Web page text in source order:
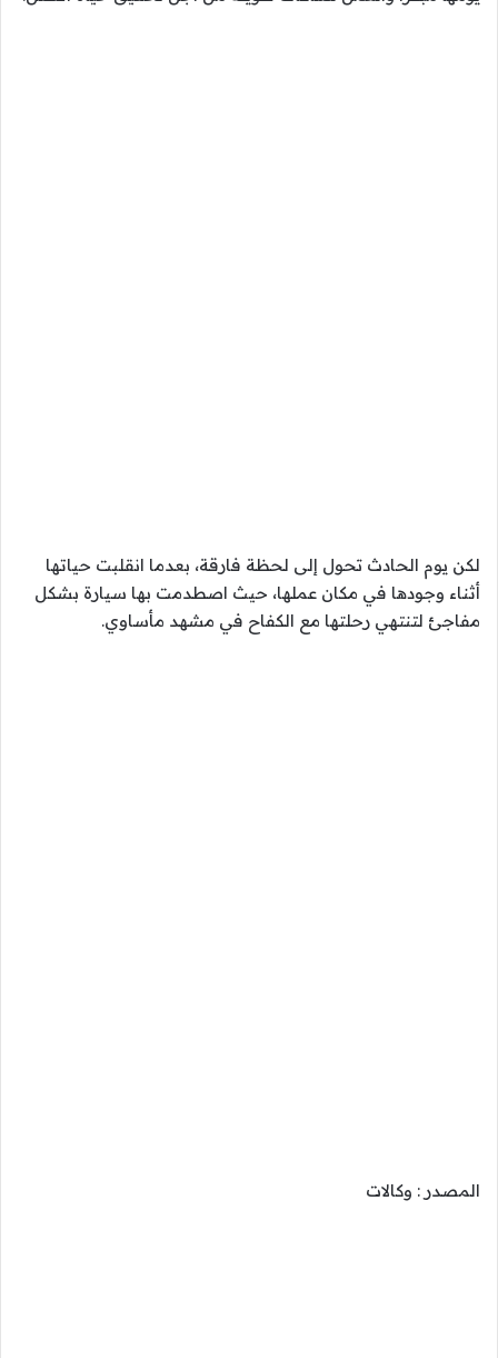
لكن يوم الحادث تحول إلى لحظة فارقة، بعدما انقلبت حياتها
أثناء وجودها في مكان عملها، حيث اصطدمت بها سيارة بشكل
مفاجئ لتنتهي رحلتها مع الكفاح في مشهد مأساوي.
المصدر : وكالات